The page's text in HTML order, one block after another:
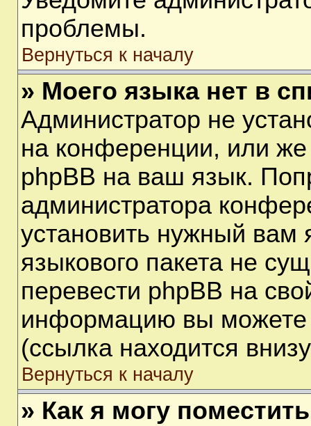
проблемы.
Вернуться к началу
» Моего языка нет в
Администратор не
на конференции, или же
phpBB на ваш язык.
администратора
установить нужный вам
языкового пакета не
перевести phpBB на
информацию вы можете
(ссылка находится
Вернуться к началу
» Как я могу